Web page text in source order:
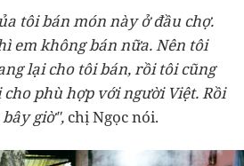
tôi bán món này ở đầu chợ.
em không bán nữa. Nên tôi
lại cho tôi bán, rồi tôi cũng
phù hợp với người Việt. Rồi
giờ", chị Ngọc nói.